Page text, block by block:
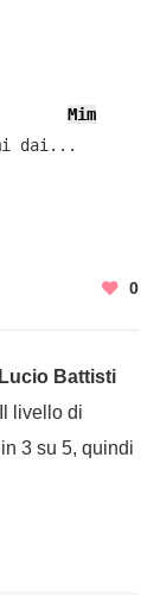
Mim
dai...
0
Lucio Battisti
livello di
3 su 5, quindi